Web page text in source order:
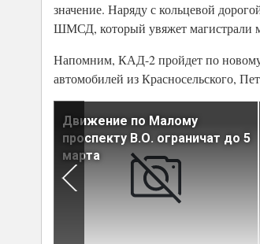
значение. Наряду с кольцевой
ШМСД, который увяжет магистрали
Напомним, КАД-2 пройдет по новому
автомобилей из Красносельского,
Движение по Малому
проспекту В.О. ограничат до 5
марта